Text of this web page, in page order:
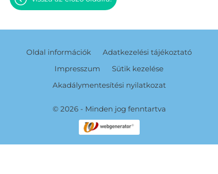
© 2026 - Minden jog fenntartva
Oldal információk
Adatkezelési tájékoztató
Impresszum
Sütik kezelése
Akadálymentesítési nyilatkozat